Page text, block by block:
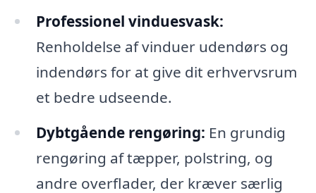
Professionel vinduesvask:
Renholdelse af vinduer udendørs og
indendørs for at give dit erhvervsrum
et bedre udseende.
Dybtgående rengøring: En grundig
rengøring af tæpper, polstring, og
andre overflader, der kræver særlig